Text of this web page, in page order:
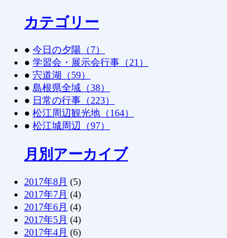
カテゴリー
● 今日の夕陽（7）
● 学習会・展示会行事（21）
● 宍道湖（59）
● 島根県全域（38）
● 日常の行事（223）
● 松江周辺観光地（164）
● 松江城周辺（97）
月別アーカイブ
2017年8月 (5)
2017年7月 (4)
2017年6月 (4)
2017年5月 (4)
2017年4月 (6)